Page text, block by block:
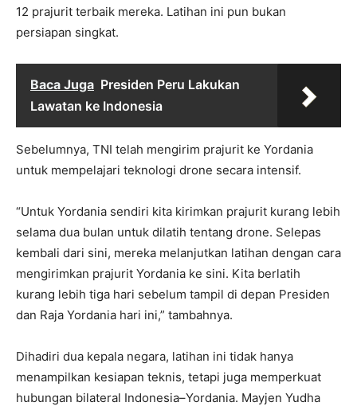
12 prajurit terbaik mereka. Latihan ini pun bukan
persiapan singkat.
Baca Juga Presiden Peru Lakukan
Lawatan ke Indonesia
Sebelumnya, TNI telah mengirim prajurit ke Yordania
untuk mempelajari teknologi drone secara intensif.
“Untuk Yordania sendiri kita kirimkan prajurit kurang lebih
selama dua bulan untuk dilatih tentang drone. Selepas
kembali dari sini, mereka melanjutkan latihan dengan cara
mengirimkan prajurit Yordania ke sini. Kita berlatih
kurang lebih tiga hari sebelum tampil di depan Presiden
dan Raja Yordania hari ini,” tambahnya.
Dihadiri dua kepala negara, latihan ini tidak hanya
menampilkan kesiapan teknis, tetapi juga memperkuat
hubungan bilateral Indonesia–Yordania. Mayjen Yudha